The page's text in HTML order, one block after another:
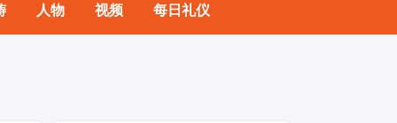
人物 视频 每日礼仪